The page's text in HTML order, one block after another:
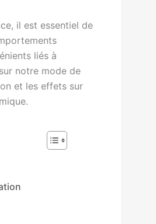
il est essentiel de
liés à
notre mode de
et les effets sur